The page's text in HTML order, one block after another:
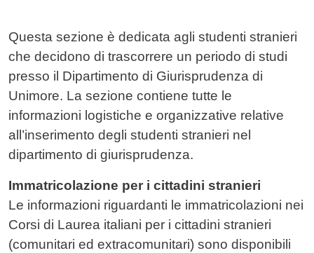
Contenuto
Questa sezione è dedicata agli studenti stranieri
che decidono di trascorrere un periodo di studi
presso il Dipartimento di Giurisprudenza di
Unimore. La sezione contiene tutte le
informazioni logistiche e organizzative relative
all’inserimento degli studenti stranieri nel
dipartimento di giurisprudenza.
Immatricolazione per i cittadini stranieri
Le informazioni riguardanti le immatricolazioni nei
Corsi di Laurea italiani per i cittadini stranieri
(comunitari ed extracomunitari) sono disponibili